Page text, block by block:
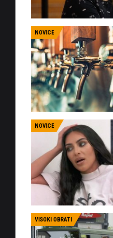
NOVICE
NOVICE
VISOKI OBRATI